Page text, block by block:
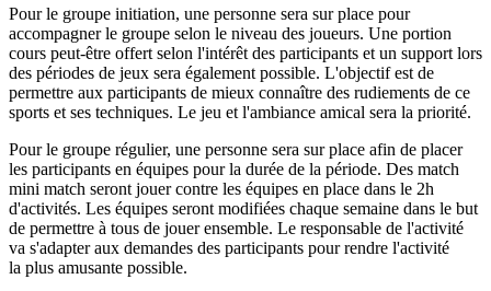
Pour le groupe initiation, une personne sera sur place pour
accompagner le groupe selon le niveau des joueurs. Une portion
cours peut-être offert selon l'intérêt des participants et un support lors
des périodes de jeux sera également possible. L'objectif est de
permettre aux participants de mieux connaître des rudiements de ce
sports et ses techniques. Le jeu et l'ambiance amical sera la priorité.
Pour le groupe régulier, une personne sera sur place afin de placer
les participants en équipes pour la durée de la période. Des match
mini match seront jouer contre les équipes en place dans le 2h
d'activités. Les équipes seront modifiées chaque semaine dans le but
de permettre à tous de jouer ensemble. Le responsable de l'activité
va s'adapter aux demandes des participants pour rendre l'activité
la plus amusante possible.